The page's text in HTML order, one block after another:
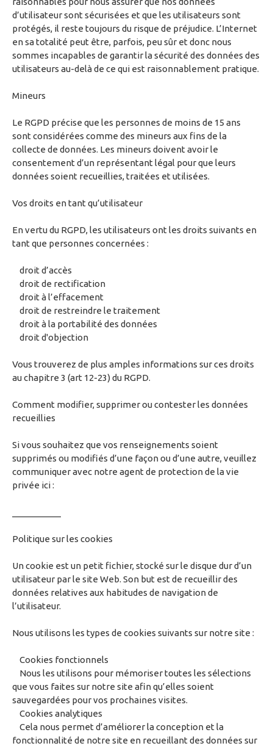
d’utilisateur sont sécurisées et que les utilisateurs sont
protégés, il reste toujours du risque de préjudice. L’Internet
en sa totalité peut être, parfois, peu sûr et donc nous
sommes incapables de garantir la sécurité des données des
utilisateurs au-delà de ce qui est raisonnablement pratique.
Mineurs
Le RGPD précise que les personnes de moins de 15 ans
sont considérées comme des mineurs aux fins de la
collecte de données. Les mineurs doivent avoir le
consentement d’un représentant légal pour que leurs
données soient recueillies, traitées et utilisées.
Vos droits en tant qu’utilisateur
En vertu du RGPD, les utilisateurs ont les droits suivants en
tant que personnes concernées :
droit d’accès
droit de rectification
droit à l’effacement
droit de restreindre le traitement
droit à la portabilité des données
droit d'objection
Vous trouverez de plus amples informations sur ces droits
au chapitre 3 (art 12-23) du RGPD.
Comment modifier, supprimer ou contester les données
recueillies
Si vous souhaitez que vos renseignements soient
supprimés ou modifiés d’une façon ou d’une autre, veuillez
communiquer avec notre agent de protection de la vie
privée ici :
Politique sur les cookies
Un cookie est un petit fichier, stocké sur le disque dur d’un
utilisateur par le site Web. Son but est de recueillir des
données relatives aux habitudes de navigation de
l’utilisateur.
Nous utilisons les types de cookies suivants sur notre site :
Cookies fonctionnels
Nous les utilisons pour mémoriser toutes les sélections
que vous faites sur notre site afin qu’elles soient
sauvegardées pour vos prochaines visites.
Cookies analytiques
Cela nous permet d’améliorer la conception et la
fonctionnalité de notre site en recueillant des données sur